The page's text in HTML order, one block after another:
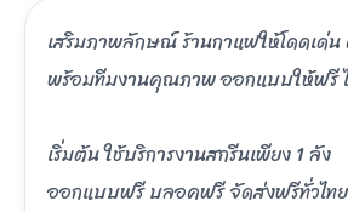
เสริมภาพลักษณ์ ร้านกาแฟให้โดดเด่น
พร้อมทีมงานคุณภาพ ออกแบบให้ฟรี
เริ่มต้น ใช้บริการงานสกรีนเพียง 1 ลัง
ออกแบบฟรี บลอคฟรี จัดส่งฟรีทั่วไท